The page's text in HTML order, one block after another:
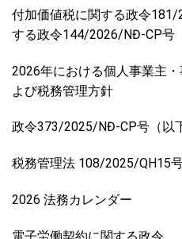
付加価値税に関する政令
する政令144/2026/NĐ-CP号
2026年における個人事業主
よび税務管理方針
政令373/2025/NĐ-CP号（以
税務管理法 108/2025/QH15
2026 法務カレンダー
電子労働契約に関する政令